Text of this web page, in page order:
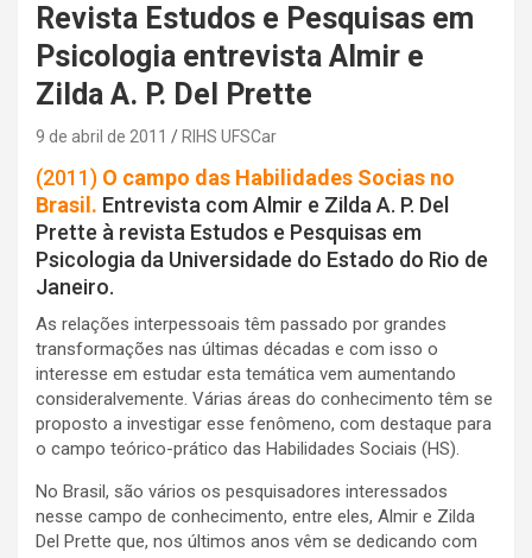
Revista Estudos e Pesquisas em
Psicologia entrevista Almir e
Zilda A. P. Del Prette
9 de abril de 2011 RIHS UFSCar
(2011) O campo das Habilidades Socias no
Brasil. Entrevista com Almir e Zilda A. P. Del
Prette à revista Estudos e Pesquisas em
Psicologia da Universidade do Estado do Rio de
Janeiro.
As relações interpessoais têm passado por grandes
transformações nas últimas décadas e com isso o
interesse em estudar esta temática vem aumentando
consideralvemente. Várias áreas do conhecimento têm se
proposto a investigar esse fenômeno, com destaque para
o campo teórico-prático das Habilidades Sociais (HS).
No Brasil, são vários os pesquisadores interessados
nesse campo de conhecimento, entre eles, Almir e Zilda
Del Prette que, nos últimos anos vêm se dedicando com